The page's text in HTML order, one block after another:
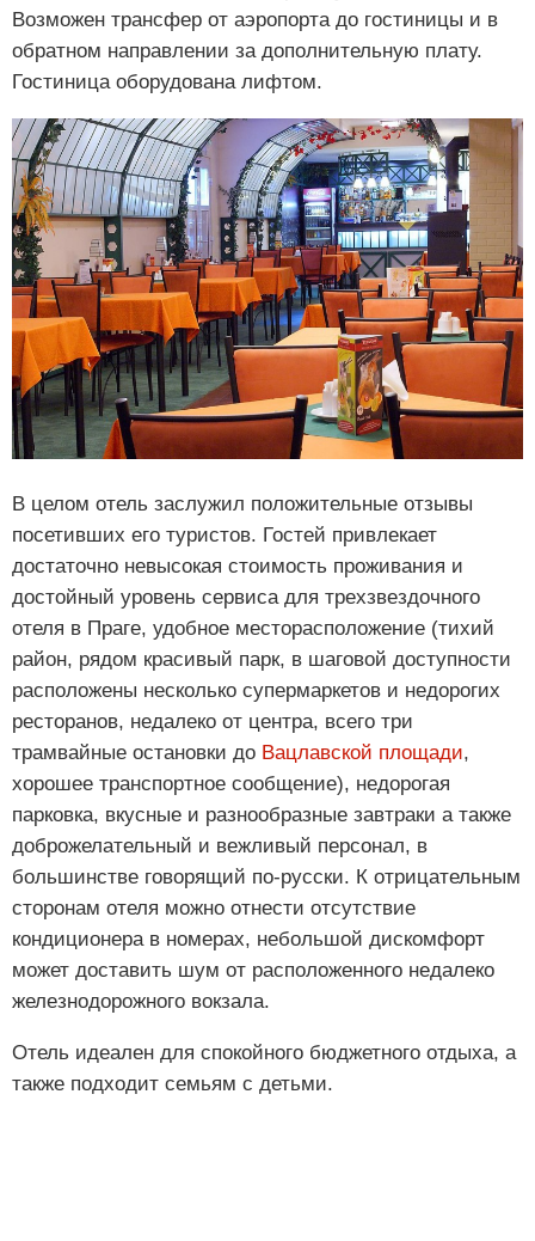
Возможен трансфер от аэропорта до гостиницы и в
обратном направлении за дополнительную плату.
Гостиница оборудована лифтом.
В целом отель заслужил положительные отзывы
посетивших его туристов. Гостей привлекает
достаточно невысокая стоимость проживания и
достойный уровень сервиса для трехзвездочного
отеля в Праге, удобное месторасположение (тихий
район, рядом красивый парк, в шаговой доступности
расположены несколько супермаркетов и недорогих
ресторанов, недалеко от центра, всего три
трамвайные остановки до Вацлавской площади,
хорошее транспортное сообщение), недорогая
парковка, вкусные и разнообразные завтраки а также
доброжелательный и вежливый персонал, в
большинстве говорящий по-русски. К отрицательным
сторонам отеля можно отнести отсутствие
кондиционера в номерах, небольшой дискомфорт
может доставить шум от расположенного недалеко
железнодорожного вокзала.
Отель идеален для спокойного бюджетного отдыха, а
также подходит семьям с детьми.